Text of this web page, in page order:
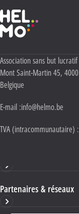
Haute École Libre Mosane
Adresse :
Association sans but lucratif
Mont Saint-Martin 45, 4000
Belgique
E-mail :info@helmo.be
TVA (intracommunautaire) :
Partenaires & réseaux